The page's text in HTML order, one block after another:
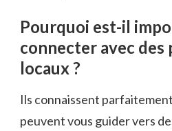
Pourquoi est-il
connecter avec des
locaux ?
Ils connaissent
peuvent vous guider vers